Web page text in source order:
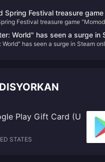
Spring Festival treasure
Moon"
Festival treasure game
World" has seen a surge in
peak now exceeding
has seen a surge in Steam
Play Gift Card (U
STATES